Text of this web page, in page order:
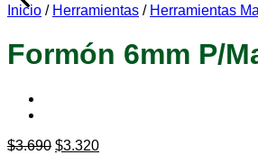
Inicio / Herramientas / Herramientas
Formón 6mm P/
$3.690 $3.320